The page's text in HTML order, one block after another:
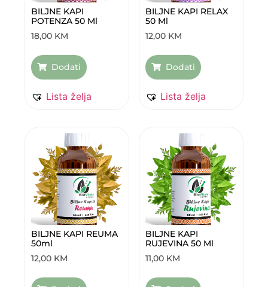
BILJNE KAPI
POTENZA 50 Ml
18,00 KM
Dodati
Lista želja
BILJNE KAPI RELAX
50 Ml
12,00 KM
Dodati
Lista želja
BILJNE KAPI REUMA
50ml
12,00 KM
BILJNE KAPI
RUJEVINA 50 Ml
11,00 KM